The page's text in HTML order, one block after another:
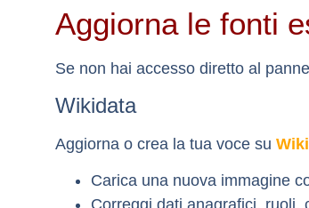
Aggiorna le fonti
Se non hai accesso diretto al
Wikidata
Aggiorna o crea la tua voce su
Carica una nuova immagine